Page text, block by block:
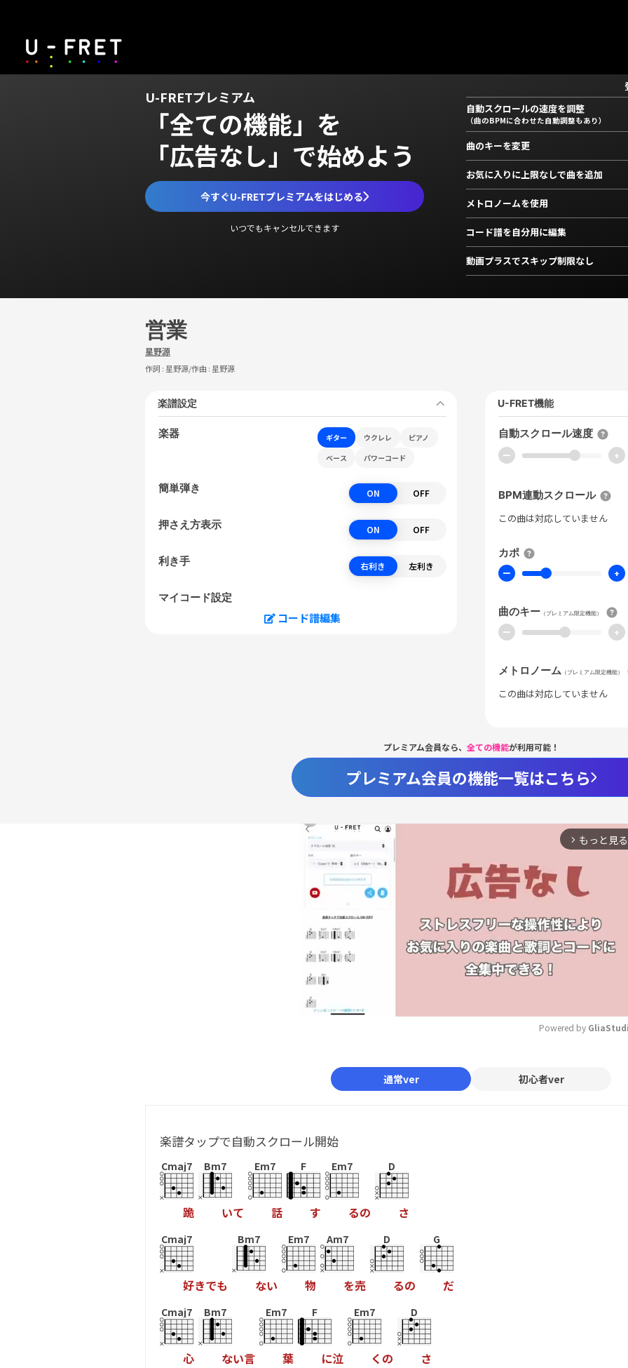
U-FRETプレミアム
「全ての機能」を
「広告なし」で始めよう
今すぐU-FRETプレミアムをはじめる
いつでもキャンセルできます
自動スクロールの速度を調整
（曲のBPMに合わせた自動調整もあり）
曲のキーを変更
お気に入りに上限なしで曲を追加
メトロノームを使用
コード譜を自分用に編集
動画プラスでスキップ制限なし
営業
星野源
作詞 : 星野源/作曲 : 星野源
楽譜設定
楽器 ギター ウクレレ
ピアノ
ベース
パワーコード
簡単弾き ON OFF
押さえ方表示 ON OFF
利き手 右利き 左利き
マイコード設定
コード譜編集
U-FRET機能
自動スクロール速度
ー +
BPM連動スクロール
この曲は対応していません
カポ
ー +
曲のキー （プレミアム限定機能）
ー +
メトロノーム （プレミアム限定機能）
この曲は対応していません
プレミアム会員なら、 全ての機能が利用可能！
プレミアム会員の機能一覧はこちら
arrow_forward_ios もっと見る
Powered by
通常ver 初心者ver
楽譜タップで自動スクロール開始
Cmaj7
跪
Bm7
いて
Em7
話
F
す
Em7
るの
D
さ
Cmaj7
好きでも
Bm7
ない
Em7
物
Am7
を売
D
るの
G
だ
Cmaj7
心
Bm7
ない言
Em7
葉
F
に泣
Em7
く の
D
さ